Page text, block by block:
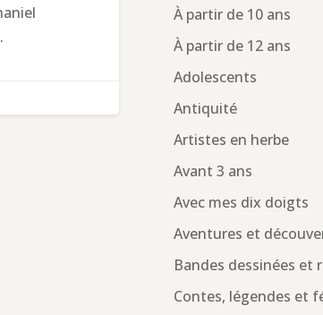
À partir de 10 ans
À partir de 12 ans
Adolescents
Antiquité
Artistes en herbe
Avant 3 ans
Avec mes dix doigts
Aventures et
Bandes dessinées et
Contes, légendes et